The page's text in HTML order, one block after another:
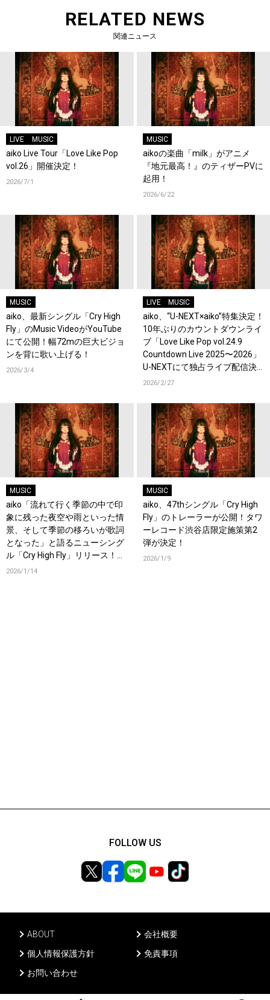
RELATED NEWS
関連ニュース
LIVE MUSIC
aiko Live Tour「Love Like Pop
vol.26」開催決定！
2026/7/1
MUSIC
aikoの楽曲「milk」がアニメ
『地元最高！』のティザーPVに
起用！
2026/6/22
MUSIC
aiko、最新シングル「Cry High
Fly」のMusic VideoがYouTube
にて公開！幅72mの巨大ビジョ
ンを背に歌い上げる！
2026/3/4
LIVE MUSIC
aiko、“U-NEXT×aiko”特集決定！
10年ぶりのカウントダウンライ
ブ「Love Like Pop vol.24.9
Countdown Live 2025〜2026」
U-NEXTにて独占ライブ配信決
定！過去ライブ映像一挙配信ス
2026/2/27
MUSIC
aiko「流れて行く季節の中で印
象に残った夜空や雨といった情
景、そして季節の移ろいが歌詞
となった」と語るニューシング
ル「Cry High Fly」リリース！オ
フィシャルインタビューも公
2026/1/14
MUSIC
aiko、47thシングル「Cry High
Fly」のトレーラーが公開！タワ
ーレコード渋谷店限定施策第2
弾が決定！
2026/1/9
ABOUT
会社概要
個人情報保護方針
免責事項
お問い合わせ
FOLLOW US